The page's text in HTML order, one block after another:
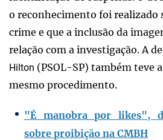
o reconhecimento foi realizado
crime e que a inclusão da
relação com a investigação. A
Hilton (PSOL-SP) também teve
mesmo procedimento.
"É manobra por likes",
sobre proibição na CMBH